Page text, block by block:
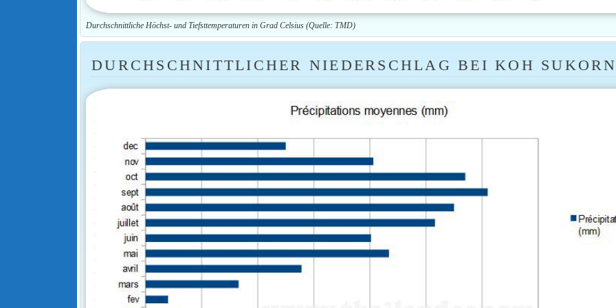
Durchschnittliche Höchst- und Tiefsttemperaturen in Grad Celsius (Quelle: TMD)
DURCHSCHNITTLICHER NIEDERSCHLAG BEI KOH